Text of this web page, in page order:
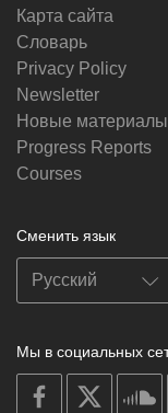
Карта сайта
Словарь
Privacy Policy
Newsletter
Новые материалы
Progress Reports
Courses
Сменить язык
Мы в социальных
on
facebook